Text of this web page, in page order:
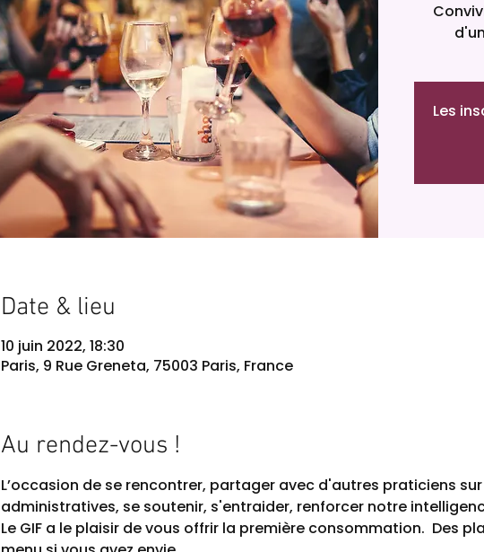
Les
Date & lieu
10 juin 2022, 18:30
Paris, 9 Rue Greneta, 75003 Paris, France
Au rendez-vous !
L’occasion de se rencontrer, partager avec d'autres praticiens
administratives, se soutenir, s'entraider, renforcer notre
Le GIF a le plaisir de vous offrir la première consommation.  Des